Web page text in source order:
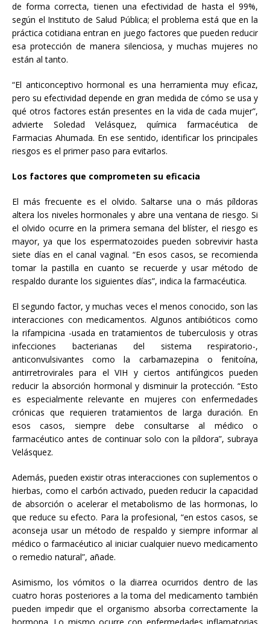
de forma correcta, tienen una efectividad de hasta el 99%,
según el Instituto de Salud Pública; el problema está que en la
práctica cotidiana entran en juego factores que pueden reducir
esa protección de manera silenciosa, y muchas mujeres no
están al tanto.
“El anticonceptivo hormonal es una herramienta muy eficaz,
pero su efectividad depende en gran medida de cómo se usa y
qué otros factores están presentes en la vida de cada mujer”,
advierte Soledad Velásquez, química farmacéutica de
Farmacias Ahumada. En ese sentido, identificar los principales
riesgos es el primer paso para evitarlos.
Los factores que comprometen su eficacia
El más frecuente es el olvido. Saltarse una o más píldoras
altera los niveles hormonales y abre una ventana de riesgo. Si
el olvido ocurre en la primera semana del blíster, el riesgo es
mayor, ya que los espermatozoides pueden sobrevivir hasta
siete días en el canal vaginal. “En esos casos, se recomienda
tomar la pastilla en cuanto se recuerde y usar método de
respaldo durante los siguientes días”, indica la farmacéutica.
El segundo factor, y muchas veces el menos conocido, son las
interacciones con medicamentos. Algunos antibióticos como
la rifampicina -usada en tratamientos de tuberculosis y otras
infecciones bacterianas del sistema respiratorio-,
anticonvulsivantes como la carbamazepina o fenitoína,
antirretrovirales para el VIH y ciertos antifúngicos pueden
reducir la absorción hormonal y disminuir la protección. “Esto
es especialmente relevante en mujeres con enfermedades
crónicas que requieren tratamientos de larga duración. En
esos casos, siempre debe consultarse al médico o
farmacéutico antes de continuar solo con la píldora”, subraya
Velásquez.
Además, pueden existir otras interacciones con suplementos o
hierbas, como el carbón activado, pueden reducir la capacidad
de absorción o acelerar el metabolismo de las hormonas, lo
que reduce su efecto. Para la profesional, “en estos casos, se
aconseja usar un método de respaldo y siempre informar al
médico o farmacéutico al iniciar cualquier nuevo medicamento
o remedio natural”, añade.
Asimismo, los vómitos o la diarrea ocurridos dentro de las
cuatro horas posteriores a la toma del medicamento también
pueden impedir que el organismo absorba correctamente la